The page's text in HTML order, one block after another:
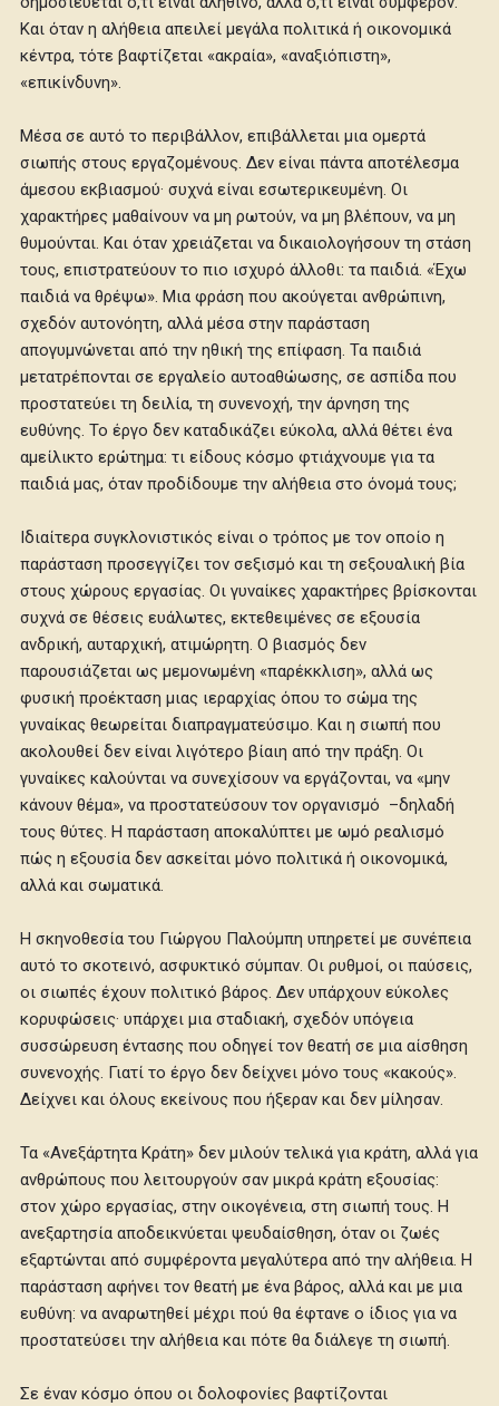
Και όταν η αλήθεια απειλεί μεγάλα πολιτικά ή οικονομικά
κέντρα, τότε βαφτίζεται «ακραία», «αναξιόπιστη»,
«επικίνδυνη».
Μέσα σε αυτό το περιβάλλον, επιβάλλεται μια ομερτά
σιωπής στους εργαζομένους. Δεν είναι πάντα αποτέλεσμα
άμεσου εκβιασμού· συχνά είναι εσωτερικευμένη. Οι
χαρακτήρες μαθαίνουν να μη ρωτούν, να μη βλέπουν, να μη
θυμούνται. Και όταν χρειάζεται να δικαιολογήσουν τη στάση
τους, επιστρατεύουν το πιο ισχυρό άλλοθι: τα παιδιά. «Έχω
παιδιά να θρέψω». Μια φράση που ακούγεται ανθρώπινη,
σχεδόν αυτονόητη, αλλά μέσα στην παράσταση
απογυμνώνεται από την ηθική της επίφαση. Τα παιδιά
μετατρέπονται σε εργαλείο αυτοαθώωσης, σε ασπίδα που
προστατεύει τη δειλία, τη συνενοχή, την άρνηση της
ευθύνης. Το έργο δεν καταδικάζει εύκολα, αλλά θέτει ένα
αμείλικτο ερώτημα: τι είδους κόσμο φτιάχνουμε για τα
παιδιά μας, όταν προδίδουμε την αλήθεια στο όνομά τους;
Ιδιαίτερα συγκλονιστικός είναι ο τρόπος με τον οποίο η
παράσταση προσεγγίζει τον σεξισμό και τη σεξουαλική βία
στους χώρους εργασίας. Οι γυναίκες χαρακτήρες βρίσκονται
συχνά σε θέσεις ευάλωτες, εκτεθειμένες σε εξουσία
ανδρική, αυταρχική, ατιμώρητη. Ο βιασμός δεν
παρουσιάζεται ως μεμονωμένη «παρέκκλιση», αλλά ως
φυσική προέκταση μιας ιεραρχίας όπου το σώμα της
γυναίκας θεωρείται διαπραγματεύσιμο. Και η σιωπή που
ακολουθεί δεν είναι λιγότερο βίαιη από την πράξη. Οι
γυναίκες καλούνται να συνεχίσουν να εργάζονται, να «μην
κάνουν θέμα», να προστατεύσουν τον οργανισμό –δηλαδή
τους θύτες. Η παράσταση αποκαλύπτει με ωμό ρεαλισμό
πώς η εξουσία δεν ασκείται μόνο πολιτικά ή οικονομικά,
αλλά και σωματικά.
Η σκηνοθεσία του Γιώργου Παλούμπη υπηρετεί με συνέπεια
αυτό το σκοτεινό, ασφυκτικό σύμπαν. Οι ρυθμοί, οι παύσεις,
οι σιωπές έχουν πολιτικό βάρος. Δεν υπάρχουν εύκολες
κορυφώσεις· υπάρχει μια σταδιακή, σχεδόν υπόγεια
συσσώρευση έντασης που οδηγεί τον θεατή σε μια αίσθηση
συνενοχής. Γιατί το έργο δεν δείχνει μόνο τους «κακούς».
Δείχνει και όλους εκείνους που ήξεραν και δεν μίλησαν.
Τα «Ανεξάρτητα Κράτη» δεν μιλούν τελικά για κράτη, αλλά για
ανθρώπους που λειτουργούν σαν μικρά κράτη εξουσίας:
στον χώρο εργασίας, στην οικογένεια, στη σιωπή τους. Η
ανεξαρτησία αποδεικνύεται ψευδαίσθηση, όταν οι ζωές
εξαρτώνται από συμφέροντα μεγαλύτερα από την αλήθεια. Η
παράσταση αφήνει τον θεατή με ένα βάρος, αλλά και με μια
ευθύνη: να αναρωτηθεί μέχρι πού θα έφτανε ο ίδιος για να
προστατεύσει την αλήθεια και πότε θα διάλεγε τη σιωπή.
Σε έναν κόσμο όπου οι δολοφονίες βαφτίζονται